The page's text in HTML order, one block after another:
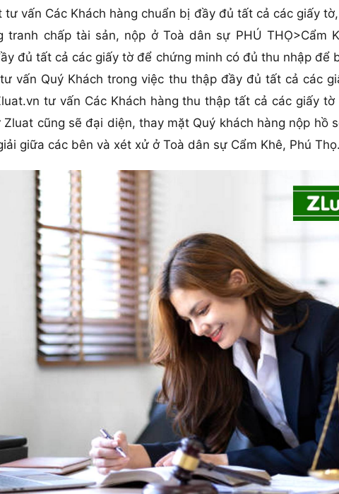
vấn Các Khách hàng chuẩn bị đầy đủ tất cả các giấy
tranh chấp tài sản, nộp ở Toà dân sự PHÚ
đủ tất cả các giấy tờ để chứng minh có đủ thu nhập để
vấn Quý Khách trong việc thu thập đầy đủ tất cả các
tư vấn Các Khách hàng thu thập tất cả các giấy
cũng sẽ đại diện, thay mặt Quý khách hàng nộp hồ
giữa các bên và xét xử ở Toà dân sự Cẩm Khê, Phú Thọ.